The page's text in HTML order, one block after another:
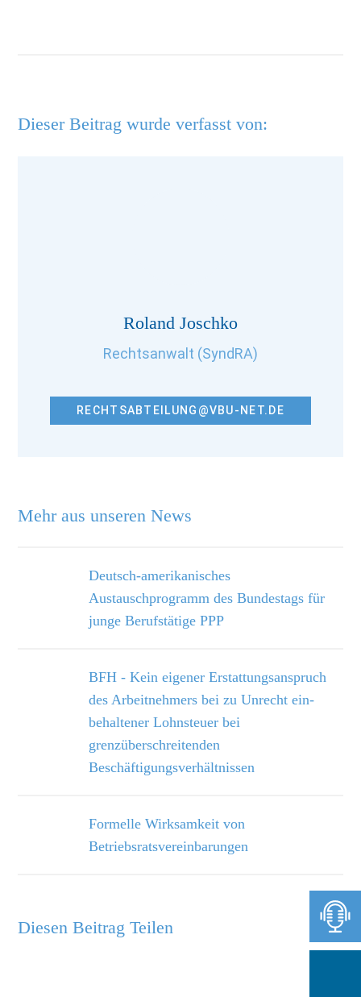
Mehr aus unseren News
Deutsch-amerikanisches
Austauschprogramm des Bundestags für
junge Berufs­tätige PPP
BFH - Kein eigener Erstattungsanspruch
des Arbeitnehmers bei zu Unrecht ein­
behaltener Lohnsteuer bei
grenzüberschreitenden
Beschäftigungsverhältnissen
Formelle Wirksamkeit von
Betriebsratsvereinbarungen
Dieser Beitrag wurde verfasst von:
Roland Joschko
Rechtsanwalt (SyndRA)
RECHTSABTEILUNG@VBU-NET.DE
Diesen Beitrag Teilen